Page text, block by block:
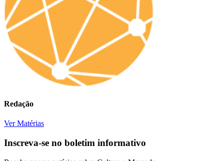
Redação
Ver Matérias
Inscreva-se no boletim informativo